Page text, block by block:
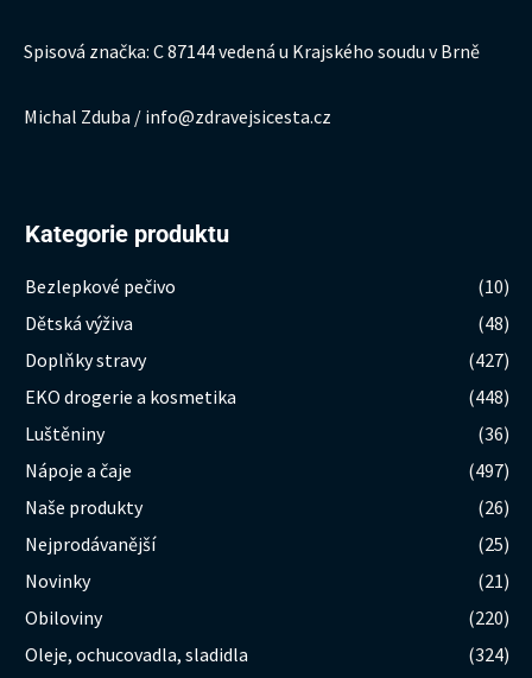
Spisová značka: C 87144 vedená u Krajského soudu v Brně
Michal Zduba / info@zdravejsicesta.cz
Kategorie produktu
Bezlepkové pečivo
(10)
Dětská výživa
(48)
Doplňky stravy
(427)
EKO drogerie a kosmetika
(448)
Luštěniny
(36)
Nápoje a čaje
(497)
Naše produkty
(26)
Nejprodávanější
(25)
Novinky
(21)
Obiloviny
(220)
Oleje, ochucovadla, sladidla
(324)